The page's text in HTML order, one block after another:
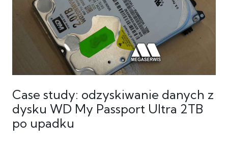
Case study: odzyskiwanie danych z
dysku WD My Passport Ultra 2TB
po upadku